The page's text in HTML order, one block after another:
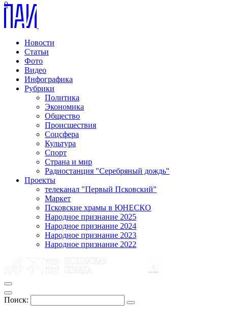
Новости
Статьи
Фото
Видео
Инфографика
Рубрики
Политика
Экономика
Общество
Происшествия
Соцсфера
Культура
Спорт
Страна и мир
Радиостанция "Серебряный дождь"
Проекты
телеканал "Первый Псковский"
Маркет
Псковские храмы в ЮНЕСКО
Народное признание 2025
Народное признание 2024
Народное признание 2023
Народное признание 2022
Поиск:
0